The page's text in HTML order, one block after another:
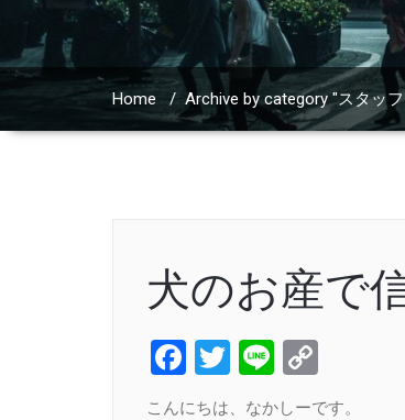
Home / Archive by category "スタッ
犬のお産で
Facebook
Twitter
Line
Link
こんにちは、なかしーです。